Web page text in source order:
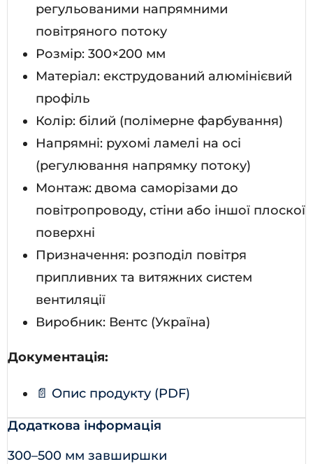
регульованими напрямними
повітряного потоку
Розмір: 300×200 мм
Матеріал: екструдований алюмінієвий
профіль
Колір: білий (полімерне фарбування)
Напрямні: рухомі ламелі на осі
(регулювання напрямку потоку)
Монтаж: двома саморізами до
повітропроводу, стіни або іншої плоскої
поверхні
Призначення: розподіл повітря
припливних та витяжних систем
вентиляції
Виробник: Вентс (Україна)
Документація:
📄 Опис продукту (PDF)
Додаткова інформація
300–500 мм завширшки